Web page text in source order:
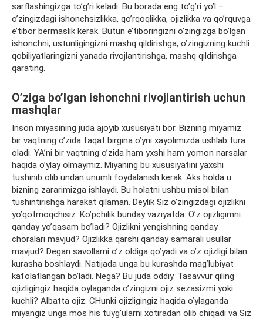
sarflashingizga to’g’ri keladi. Bu borada eng to’g’ri yo’l –
o’zingizdagi ishonchsizlikka, qo’rqoqlikka, ojizlikka va qo’rquvga
e’tibor bermaslik kerak. Butun e’tiboringizni o’zingizga bo’lgan
ishonchni, ustunligingizni mashq qildirishga, o’zingizning kuchli
qobiliyatlaringizni yanada rivojlantirishga, mashq qildirishga
qarating.
O’ziga bo’lgan ishonchni rivojlantirish uchun
mashqlar
Inson miyasining juda ajoyib xususiyati bor. Bizning miyamiz
bir vaqtning o’zida faqat birgina o’yni xayolimizda ushlab tura
oladi. YA’ni bir vaqtning o’zida ham yxshi ham yomon narsalar
haqida o’ylay olmaymiz. Miyaning bu xususiyatini yaxshi
tushinib olib undan unumli foydalanish kerak. Aks holda u
bizning zararimizga ishlaydi. Bu holatni ushbu misol bilan
tushintirishga harakat qilaman. Deylik Siz o’zingizdagi ojizlikni
yo’qotmoqchisiz. Ko’pchilik bunday vaziyatda: O’z ojizligimni
qanday yo’qasam bo’ladi? Ojizlikni yengishning qanday
choralari mavjud? Ojizlikka qarshi qanday samarali usullar
mavjud? Degan savollarni o’z oldiga qo’yadi va o’z ojizligi bilan
kurasha boshlaydi. Natijada unga bu kurashda mag’lubiyat
kafolatlangan bo’ladi. Nega? Bu juda oddiy. Tasavvur qiling
ojizligingiz haqida oylaganda o’zingizni ojiz sezasizmi yoki
kuchli? Albatta ojiz. CHunki ojizligingiz haqida o’ylaganda
miyangiz unga mos his tuyg’ularni xotiradan olib chiqadi va Siz